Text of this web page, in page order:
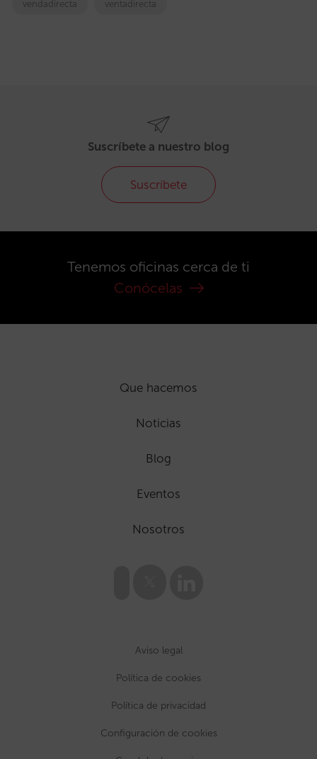
vendadirecta ventadirecta
Suscríbete a nuestro blog
Suscríbete
Tenemos oficinas cerca de ti
Conócelas
Que hacemos
Noticias
Blog
Eventos
Nosotros
Aviso legal
Política de cookies
Política de privacidad
Configuración de cookies